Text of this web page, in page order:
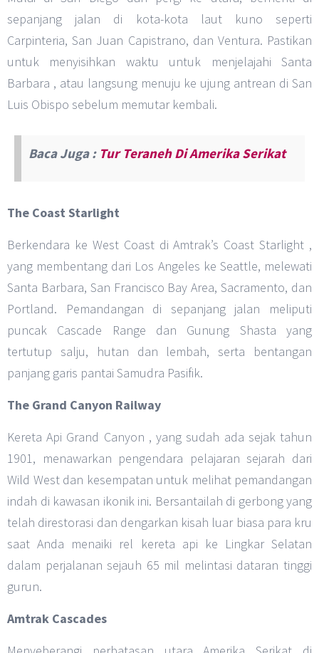
sepanjang jalan di kota-kota laut kuno seperti
Carpinteria, San Juan Capistrano, dan Ventura. Pastikan
untuk menyisihkan waktu untuk menjelajahi Santa
Barbara , atau langsung menuju ke ujung antrean di San
Luis Obispo sebelum memutar kembali.
Baca Juga : Tur Teraneh Di Amerika Serikat
The Coast Starlight
Berkendara ke West Coast di Amtrak’s Coast Starlight ,
yang membentang dari Los Angeles ke Seattle, melewati
Santa Barbara, San Francisco Bay Area, Sacramento, dan
Portland. Pemandangan di sepanjang jalan meliputi
puncak Cascade Range dan Gunung Shasta yang
tertutup salju, hutan dan lembah, serta bentangan
panjang garis pantai Samudra Pasifik.
The Grand Canyon Railway
Kereta Api Grand Canyon , yang sudah ada sejak tahun
1901, menawarkan pengendara pelajaran sejarah dari
Wild West dan kesempatan untuk melihat pemandangan
indah di kawasan ikonik ini. Bersantailah di gerbong yang
telah direstorasi dan dengarkan kisah luar biasa para kru
saat Anda menaiki rel kereta api ke Lingkar Selatan
dalam perjalanan sejauh 65 mil melintasi dataran tinggi
gurun.
Amtrak Cascades